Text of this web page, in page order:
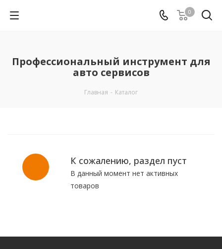
0
Профессиональный инструмент для
авто сервисов
Главная - Каталог
К сожалению, раздел пуст
В данный момент нет активных
товаров